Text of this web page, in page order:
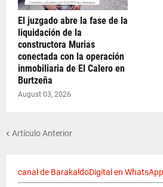
El juzgado abre la fase de la
liquidación de la
constructora Murias
conectada con la operación
inmobiliaria de El Calero en
Burtzeña
August 03, 2026
Artículo Anterior
canal de BarakaldoDigital en WhatsApp